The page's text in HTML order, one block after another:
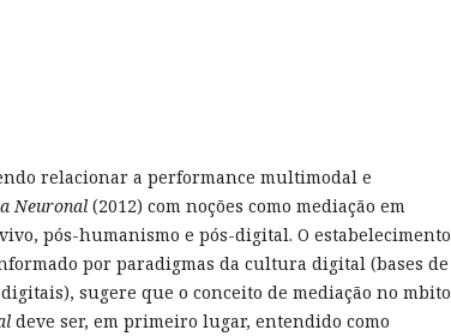
relacionar a performance multimodal e
Neuronal (2012) com noções como mediação em
pós-humanismo e pós-digital. O estabelecimento
por paradigmas da cultura digital (bases de
sugere que o conceito de mediação no mbito
deve ser, em primeiro lugar, entendido como